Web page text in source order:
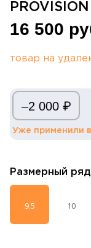
16 500
товар на
–2 000 ₽
Уже применили
Размерный ряд
9.5 10